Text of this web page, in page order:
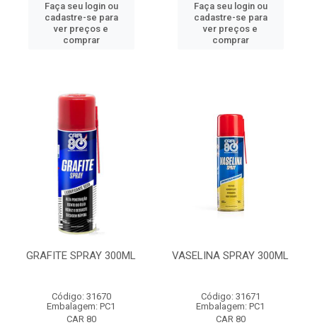
Faça seu login ou
cadastre-se para
ver preços e
comprar
Faça seu login ou
cadastre-se para
ver preços e
comprar
GRAFITE SPRAY 300ML
Código: 31670
Embalagem: PC1
CAR 80
VASELINA SPRAY 300ML
Código: 31671
Embalagem: PC1
CAR 80